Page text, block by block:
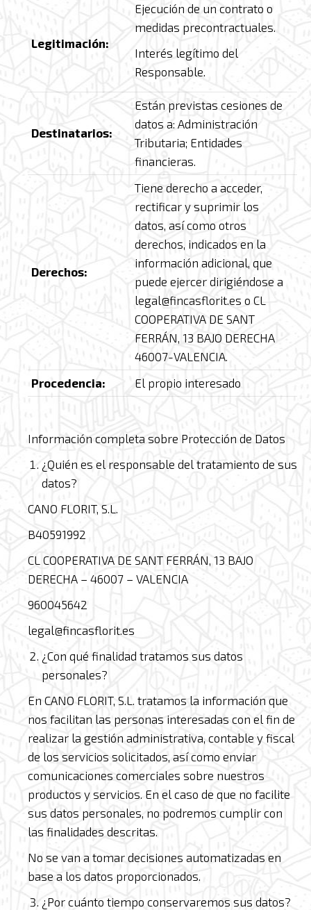
Legitimación:
Ejecución de un contrato o
medidas precontractuales.
Interés legítimo del
Responsable.
Destinatarios:
Están previstas cesiones de
datos a: Administración
Tributaria; Entidades
financieras.
Derechos:
Tiene derecho a acceder,
rectificar y suprimir los
datos, así como otros
derechos, indicados en la
información adicional, que
puede ejercer dirigiéndose a
legal@fincasflorit.es o CL
COOPERATIVA DE SANT
FERRÁN, 13 BAJO DERECHA
46007-VALENCIA.
Procedencia:
El propio interesado
Información completa sobre Protección de Datos
¿Quién es el responsable del tratamiento de sus
datos?
CANO FLORIT, S.L.
B40591992
CL COOPERATIVA DE SANT FERRÁN, 13 BAJO
DERECHA – 46007 – VALENCIA
960045642
legal@fincasflorit.es
¿Con qué finalidad tratamos sus datos
personales?
En CANO FLORIT, S.L. tratamos la información que
nos facilitan las personas interesadas con el fin de
realizar la gestión administrativa, contable y fiscal
de los servicios solicitados, así como enviar
comunicaciones comerciales sobre nuestros
productos y servicios. En el caso de que no facilite
sus datos personales, no podremos cumplir con
las finalidades descritas.
No se van a tomar decisiones automatizadas en
base a los datos proporcionados.
¿Por cuánto tiempo conservaremos sus datos?